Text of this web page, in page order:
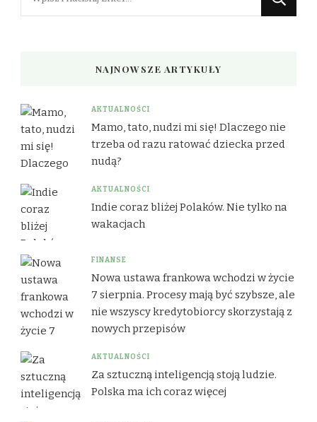
NAJNOWSZE ARTYKUŁY
AKTUALNOŚCI
Mamo, tato, nudzi mi się! Dlaczego nie
trzeba od razu ratować dziecka przed
nudą?
AKTUALNOŚCI
Indie coraz bliżej Polaków. Nie tylko na
wakacjach
FINANSE
Nowa ustawa frankowa wchodzi w życie
7 sierpnia. Procesy mają być szybsze, ale
nie wszyscy kredytobiorcy skorzystają z
nowych przepisów
AKTUALNOŚCI
Za sztuczną inteligencją stoją ludzie.
Polska ma ich coraz więcej